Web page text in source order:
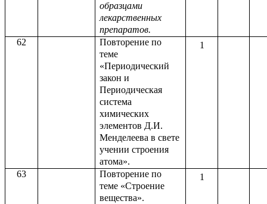
образцами
лекарственных
препаратов.
62
Повторение по
теме
«Периодический
закон и
Периодическая
система
химических
элементов Д.И.
Менделеева в свете
учении строения
атома».
1
63
Повторение по
теме «Строение
вещества».
1